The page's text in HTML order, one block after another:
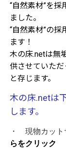
“自然素材”を
ました。
“自然素材”の
ます！
木の床.netは無
供させていた
と存じます。
木の床.netは
します。
・ 現物カット
らをクリック